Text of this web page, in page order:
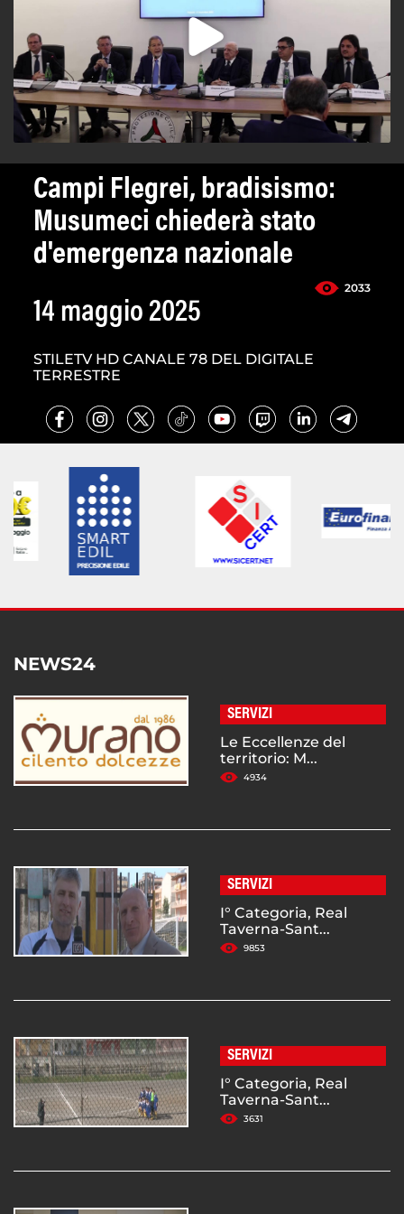
Campi Flegrei, bradisismo:
Musumeci chiederà stato
d'emergenza nazionale
2033
14 maggio 2025
STILETV HD CANALE 78 DEL DIGITALE
TERRESTRE
NEWS24
SERVIZI
Le Eccellenze del
territorio: M...
4934
SERVIZI
I° Categoria, Real
Taverna-Sant...
9853
SERVIZI
I° Categoria, Real
Taverna-Sant...
3631